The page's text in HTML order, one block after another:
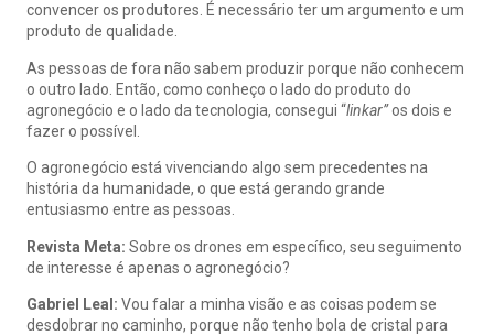
convencer os produtores. É necessário ter um argumento e um
produto de qualidade.
As pessoas de fora não sabem produzir porque não conhecem
o outro lado. Então, como conheço o lado do produto do
agronegócio e o lado da tecnologia, consegui “linkar”os dois e
fazer o possível.
O agronegócio está vivenciando algo sem precedentes na
história da humanidade, o que está gerando grande
entusiasmo entre as pessoas.
Revista Meta: Sobre os drones em específico, seu seguimento
de interesse é apenas o agronegócio?
Gabriel Leal: Vou falar a minha visão e as coisas podem se
desdobrar no caminho, porque não tenho bola de cristal para